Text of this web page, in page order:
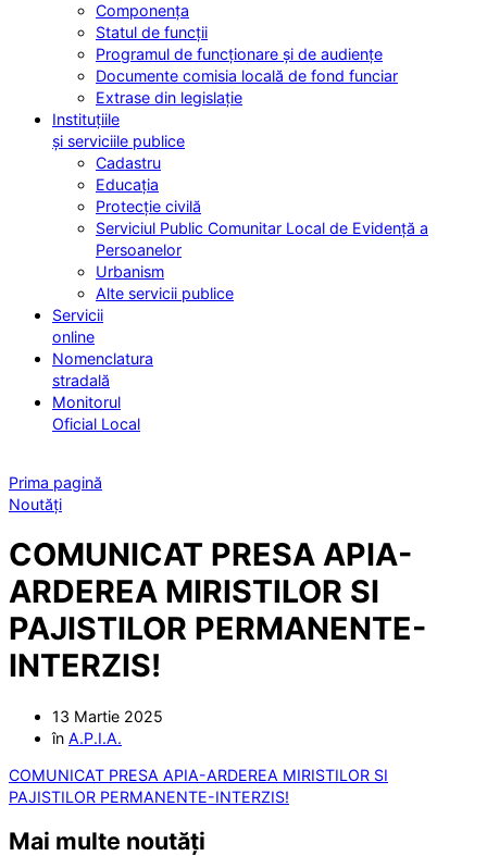
Componența
Statul de funcții
Programul de funcționare și de audiențe
Documente comisia locală de fond funciar
Extrase din legislație
Instituțiile
și serviciile publice
Cadastru
Educația
Protecție civilă
Serviciul Public Comunitar Local de Evidență a
Persoanelor
Urbanism
Alte servicii publice
Servicii
online
Nomenclatura
stradală
Monitorul
Oficial Local
Prima pagină
Noutăți
COMUNICAT PRESA APIA-
ARDEREA MIRISTILOR SI
PAJISTILOR PERMANENTE-
INTERZIS!
13 Martie 2025
în A.P.I.A.
COMUNICAT PRESA APIA-ARDEREA MIRISTILOR SI
PAJISTILOR PERMANENTE-INTERZIS!
Mai multe noutăți